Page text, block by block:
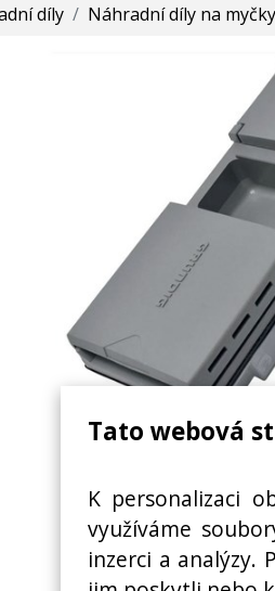
Tato webová
K personalizaci
využíváme
inzerci a
díly / Náhradní díly na